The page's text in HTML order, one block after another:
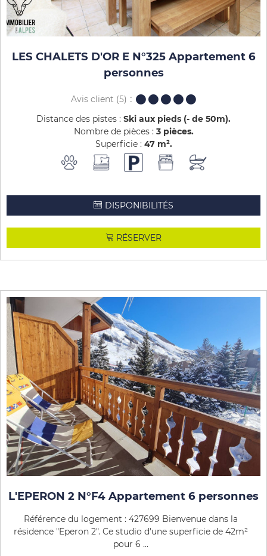
LES CHALETS D'OR E N°325 Appartement 6
personnes
Avis client (5)
Distance des pistes : Ski aux pieds (- de 50m)
Nombre de pièces : 3 pièces
Superficie : 47 m²
DISPONIBILITÉS
RÉSERVER
L'EPERON 2 N°F4 Appartement 6 personnes
Référence du logement : 427699 Bienvenue dans la
résidence "Eperon 2". Ce studio d'une superficie de 42m²
pour 6 ...